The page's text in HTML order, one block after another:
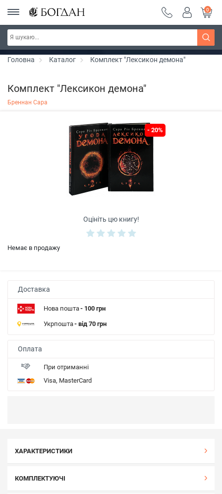
РОЗПРОДАЖ ~ 150 грн ~ 200 грн ~ 250 грн ~
300 грн ~ РОЗПРОДАЖ
Дізнатись більше
0
Головна Каталог Комплект "Лексикон демона"
Комплект "Лексикон демона"
Бреннан Сара
- 20%
Оцініть цю книгу!
Немає в продажу
Доставка
Нова пошта- 100 грн
Укрпошта- від 70 грн
Оплата
При отриманні
Visa, MasterCard
ХАРАКТЕРИСТИКИ
КОМПЛЕКТУЮЧІ